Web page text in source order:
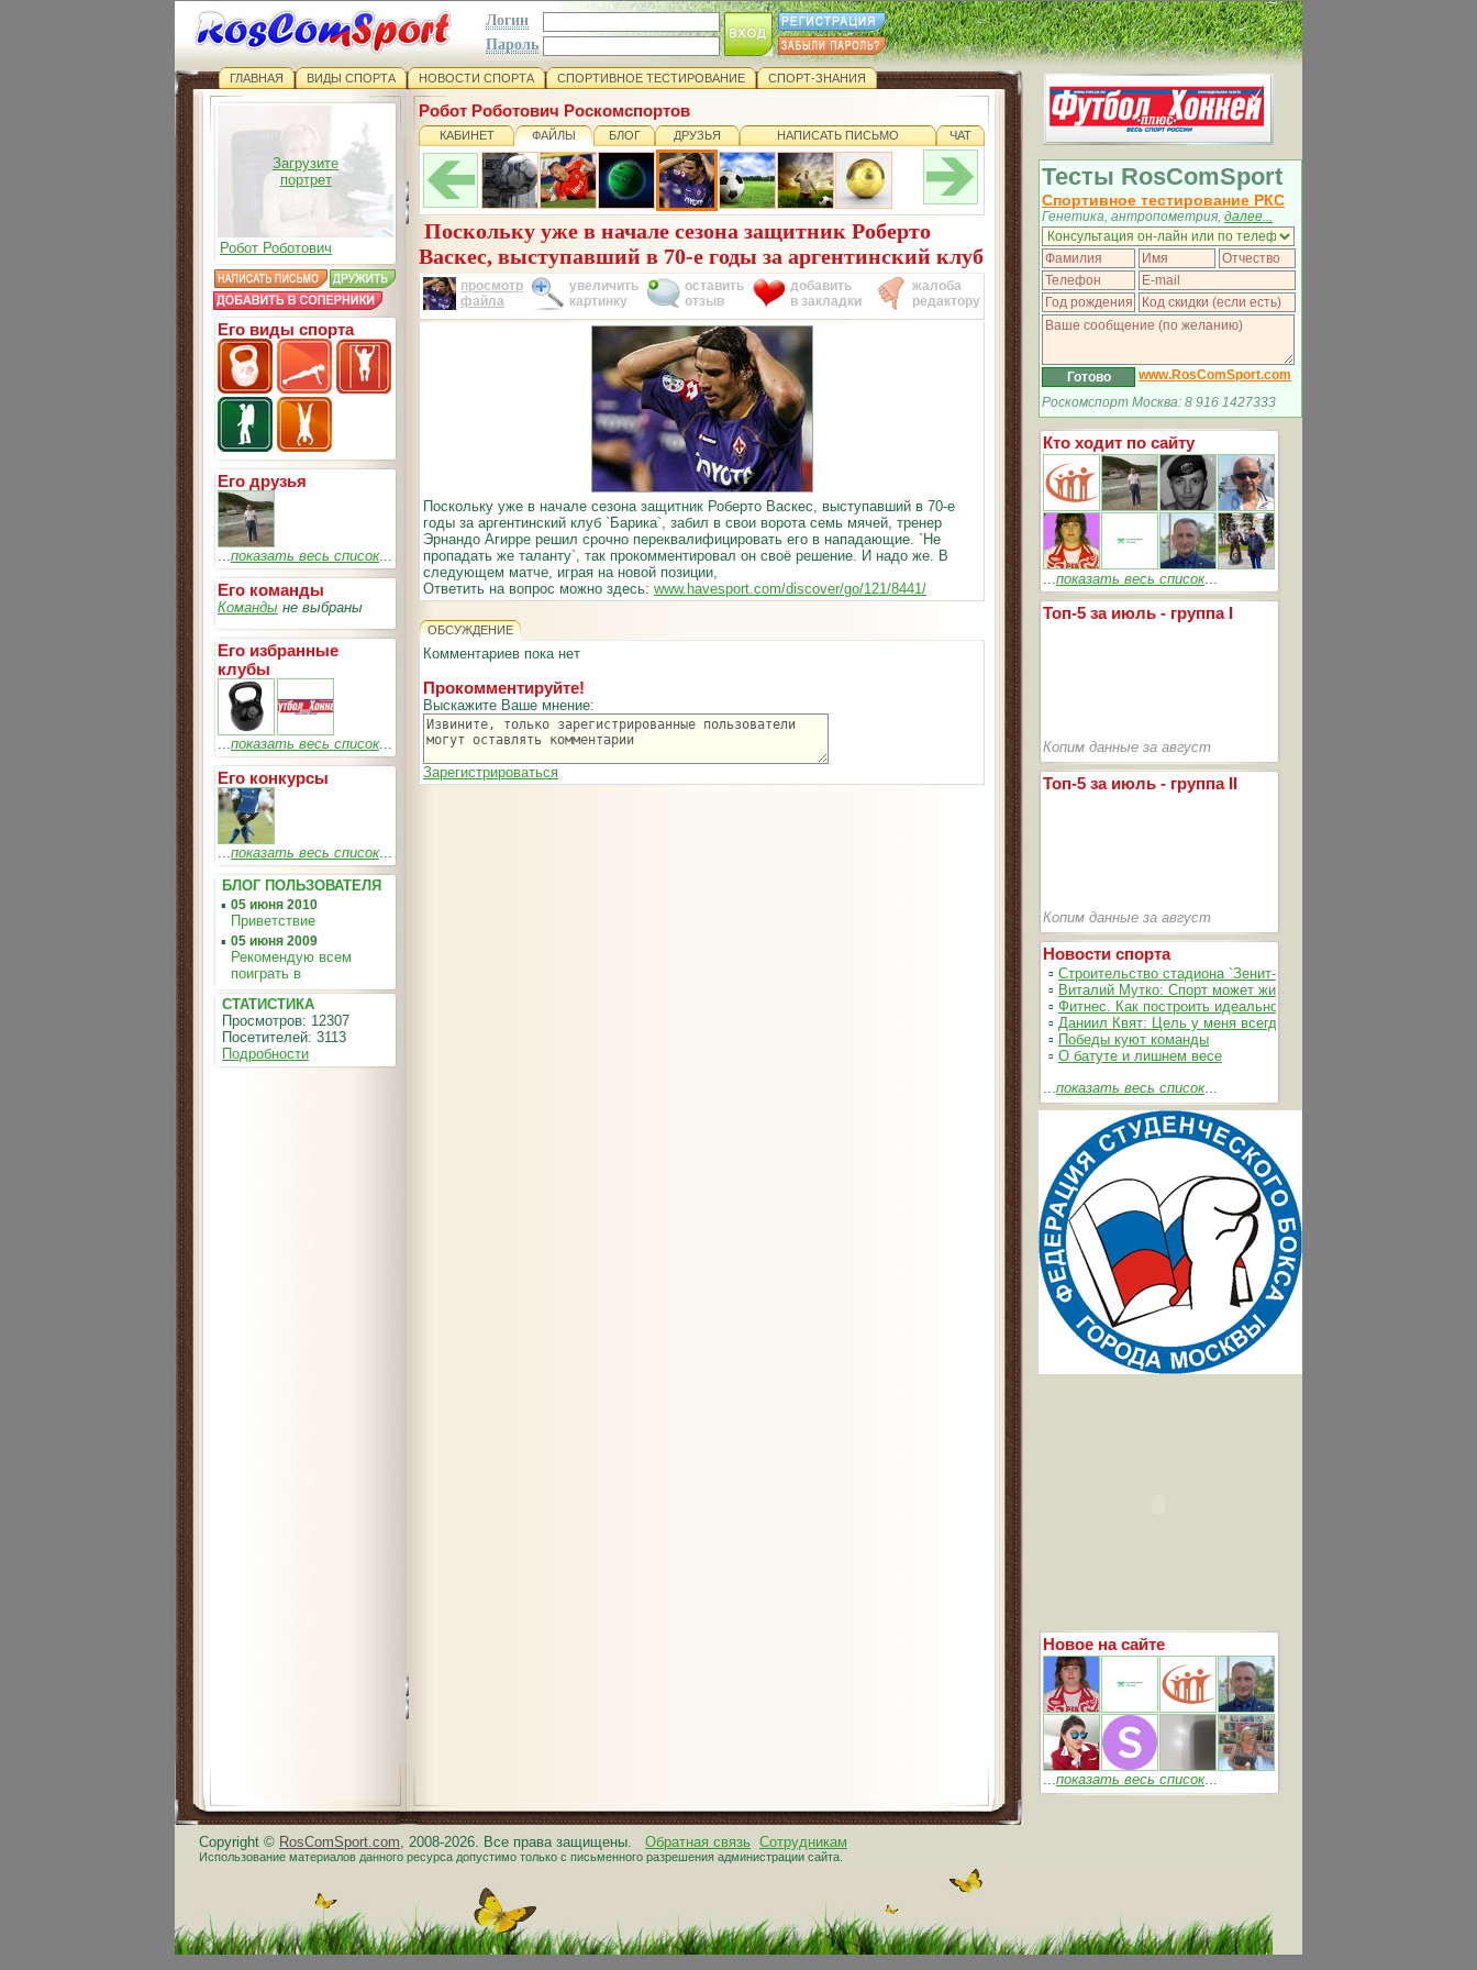
Логин
Пароль
ГЛАВНАЯ ВИДЫ СПОРТА НОВОСТИ СПОРТА СПОРТИВНОЕ ТЕСТИРОВАНИЕ СПОРТ-ЗНАНИЯ
Загрузите
портрет
Робот Роботович
Его виды спорта
Его друзья
...показать весь список...
Его команды
Команды не выбраны
Его избранные
клубы
...показать весь список...
Его конкурсы
...показать весь список...
БЛОГ ПОЛЬЗОВАТЕЛЯ
▪ 05 июня 2010
Приветствие
▪ 05 июня 2009
Рекомендую всем
поиграть в
СТАТИСТИКА
Просмотров: 12307
Посетителей: 3113
Подробности
Робот Роботович Роскомспортов
КАБИНЕТ ФАЙЛЫ БЛОГ ДРУЗЬЯ НАПИСАТЬ ПИСЬМО ЧАТ
Поскольку уже в начале сезона защитник Роберто
Васкес, выступавший в 70-е годы за аргентинский клуб
просмотр
файла
увеличить
картинку
оставить
отзыв
добавить
в закладки
жалоба
редактору
Поскольку уже в начале сезона защитник Роберто Васкес, выступавший в 70-е
годы за аргентинский клуб `Барика`, забил в свои ворота семь мячей, тренер
Эрнандо Агирре решил срочно переквалифицировать его в нападающие. `Не
пропадать же таланту`, так прокомментировал он своё решение. И надо же. В
следующем матче, играя на новой позиции,
Ответить на вопрос можно здесь: www.havesport.com/discover/go/121/8441/
ОБСУЖДЕНИЕ
Комментариев пока нет
Прокомментируйте!
Выскажите Ваше мнение:
Зарегистрироваться
Copyright © RosComSport.com, 2008-2026. Все права защищены. Обратная связь Сотрудникам
Использование материалов данного ресурса допустимо только с письменного разрешения администрации сайта.
Тесты RosComSport
Спортивное тестирование РКС
Генетика, антропометрия, далее...
www.RosComSport.com
Роскомспорт Москва: 8 916 1427333
Кто ходит по сайту
...показать весь список...
Топ-5 за июль - группа I
Копим данные за август
Топ-5 за июль - группа II
Копим данные за август
Новости спорта
▫ Строительство стадиона `Зенит-Арена` идет согласно
▫ Виталий Мутко: Спорт может жить без допинга
▫ Фитнес. Как построить идеальное тело
▫ Даниил Квят: Цель у меня всегда одна – выжимать из себя
▫ Победы куют команды
▫ О батуте и лишнем весе
...показать весь список...
Новое на сайте
...показать весь список...